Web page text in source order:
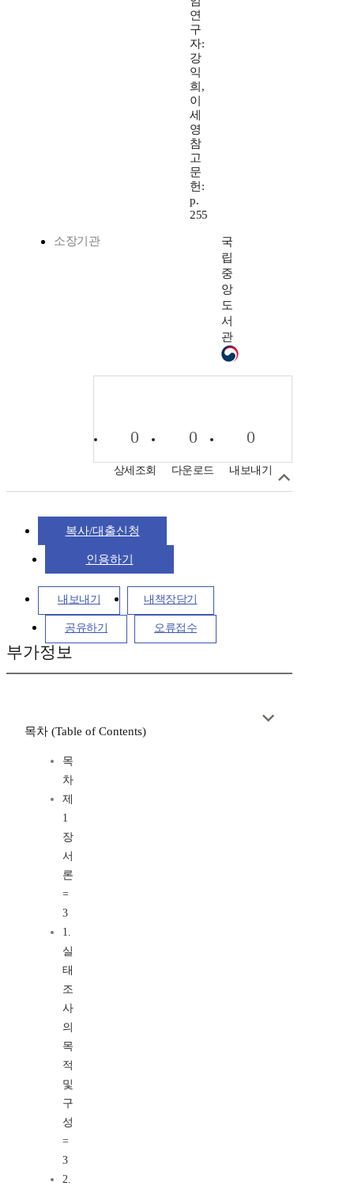
연
구
자:
강
익
희,
이
세
영
참
고
문
헌:
p.
255
소장기관
국
립
중
앙
도
서
관
0
상세조회
0
다운로드
0
내보내기
복사/대출신청
인용하기
내보내기 내책장담기
공유하기 오류접수
부가정보
목차 (Table of Contents)
목
차
제
1
장
서
론
=
3
1.
실
태
조
사
의
목
적
및
구
성
=
3
2.